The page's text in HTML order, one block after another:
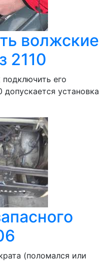
волжские
2110
подключить его
установка
(поломался или